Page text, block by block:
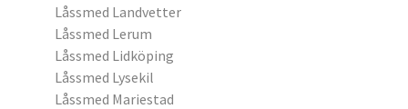
Låssmed Landvetter
Låssmed Lerum
Låssmed Lidköping
Låssmed Lysekil
Låssmed Mariestad